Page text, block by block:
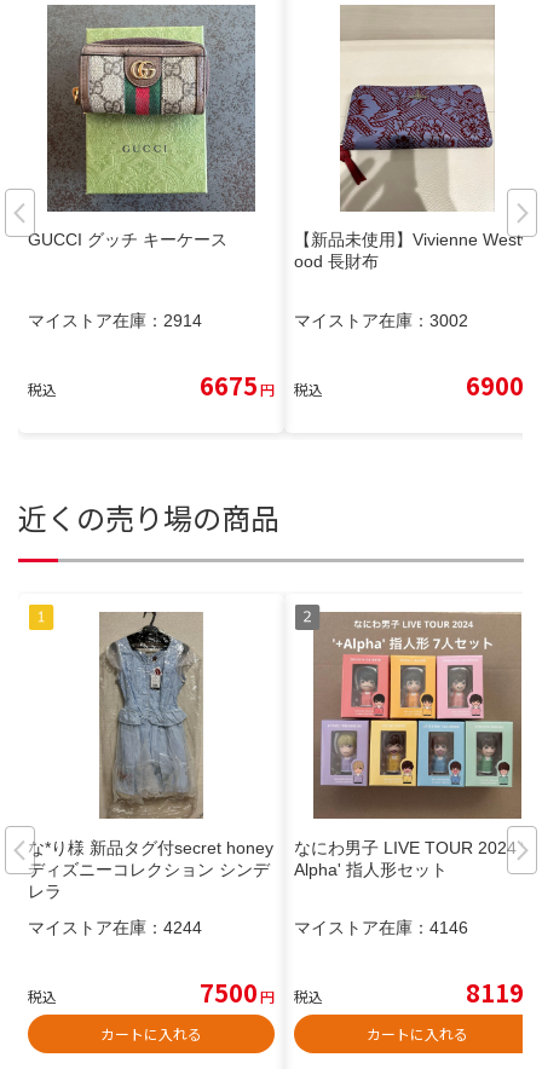
GUCCI グッチ キーケース
マイストア在庫： 2914
税込 6675円
【新品未使用】Vivienne Westw
ood 長財布
マイストア在庫： 3002
税込 6900
近くの売り場の商品
な*り様 新品タグ付secret honey
ディズニーコレクション シンデ
レラ
マイストア在庫： 4244
税込 7500円
カートに入れる
なにわ男子 LIVE TOUR 2024 '+
Alpha' 指人形セット
マイストア在庫： 4146
税込 8119
カートに入れる